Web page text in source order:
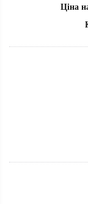
Ціна